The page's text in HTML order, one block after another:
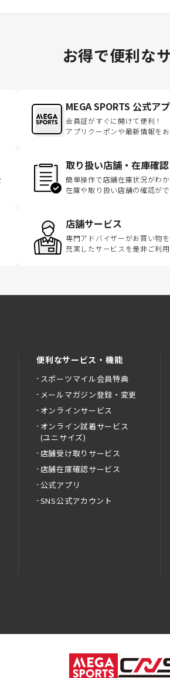
お得で便利な
MEGA SPORTS 公式ア
会員証がすぐに開けて便利！
アプリクーポンや最新情報をお
取り扱い店舗・在庫確認
簡単操作で店舗在庫状況がわ
在庫や取り扱い店舗の確認がで
店舗サービス
専門アドバイザーがお買い物を
充実したサービスを是非ご利用
便利なサービス・機能
スポーツマイル会員特典
メールマガジン登録・変更
オンラインサービス
オンライン試着サービス
(ユニサイズ)
店舗受け取りサービス
店舗在庫確認サービス
公式アプリ
SNS公式アカウント